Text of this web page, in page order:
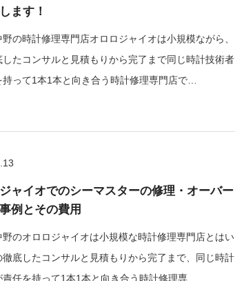
ます！
の時計修理専門店オロロジャイオは小規模ながら、
したコンサルと見積もりから完了まで同じ時計技術者
持って1本1本と向き合う時計修理専門店で…
ャイオでのシーマスターの修理・オーバー
例とその費用
野のオロロジャイオは小規模な時計修理専門店とはい
徹底したコンサルと見積もりから完了まで、同じ時計
責任を持って1本1本と向き合う時計修理専…